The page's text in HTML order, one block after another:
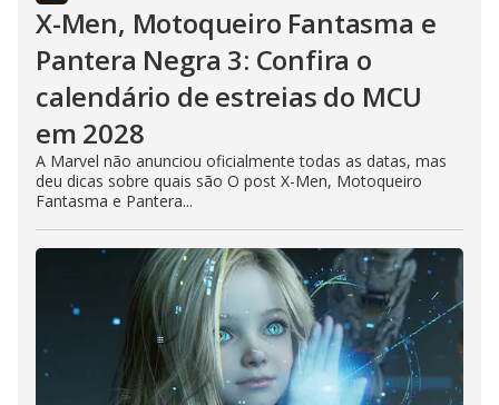
X-Men, Motoqueiro Fantasma e
Pantera Negra 3: Confira o
calendário de estreias do MCU
em 2028
A Marvel não anunciou oficialmente todas as datas, mas
deu dicas sobre quais são O post X-Men, Motoqueiro
Fantasma e Pantera...